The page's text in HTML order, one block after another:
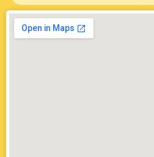
c
e
b
s k